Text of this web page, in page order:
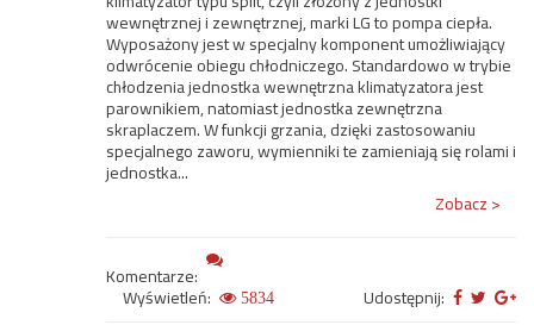
wewnętrznej i zewnętrznej, marki LG to pompa ciepła.
Wyposażony jest w specjalny komponent umożliwiający
odwrócenie obiegu chłodniczego. Standardowo w trybie
chłodzenia jednostka wewnętrzna klimatyzatora jest
parownikiem, natomiast jednostka zewnętrzna
skraplaczem. W funkcji grzania, dzięki zastosowaniu
specjalnego zaworu, wymienniki te zamieniają się rolami i
jednostka...
Zobacz >
Komentarze:
Wyświetleń: 5834 Udostępnij: